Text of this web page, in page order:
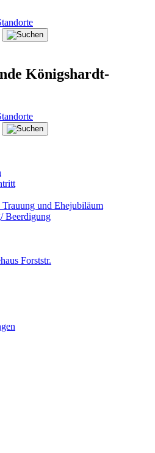
Königshardt-
und Ehejubiläum
Beerdigung
Forststr.